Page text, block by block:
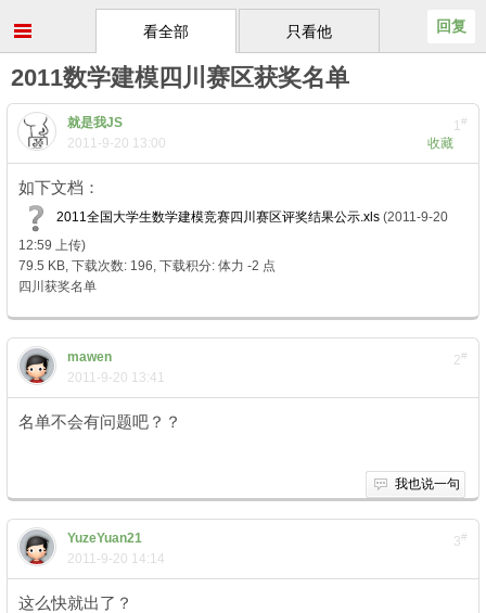
只看他
看全部 回复
2011数学建模四川赛区获奖名单
1#
就是我JS
收藏
2011-9-20 13:00
如下文档：
2011全国大学生数学建模竞赛四川赛区评奖结果公示.xls (2011-9-20
12:59 上传)
79.5 KB, 下载次数: 196, 下载积分: 体力 -2 点
四川获奖名单
2#
mawen
2011-9-20 13:41
名单不会有问题吧？？
我也说一句
3#
YuzeYuan21
2011-9-20 14:14
这么快就出了？